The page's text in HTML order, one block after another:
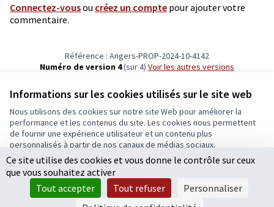
Informations sur les cookies utilisés sur le site web
Nous utilisons des cookies sur notre site Web pour améliorer la
performance et les contenus du site. Les cookies nous permettent
de fournir une expérience utilisateur et un contenu plus
personnalisés à partir de nos canaux de médias sociaux.
Tout accepter
Accepter seulement les cookies essentiels
Paramètres
Connectez-vousou créez un compte pour ajouter votre
commentaire.
Référence : Angers-PROP-2024-10-4142
Numéro de version 4(sur 4)
voir les autres versions
Conditions d'utilisation
Paramètres des cookies
Ecrivons Angers sur X
(Lien externe)
Ecrivons Angers sur Facebook
(Lien externe)
Licence
(Lien
Ce site utilise des cookies et vous donne le contrôle sur ceux
que vous souhaitez activer
Tout accepter
Tout refuser
Personnaliser